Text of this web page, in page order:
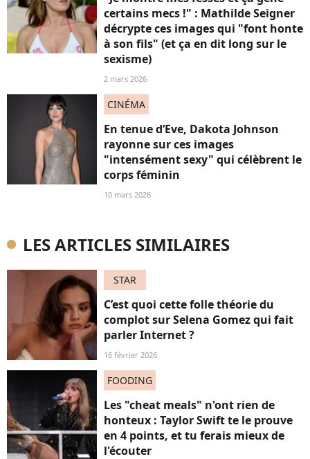
certains mecs !" : Mathilde Seigner
décrypte ces images qui "font honte
à son fils" (et ça en dit long sur le
sexisme)
2 mars 2026
CINÉMA
En tenue d’Eve, Dakota Johnson
rayonne sur ces images
"intensément sexy" qui célèbrent le
corps féminin
10 mars 2026
LES ARTICLES SIMILAIRES
STAR
C’est quoi cette folle théorie du
complot sur Selena Gomez qui fait
parler Internet ?
16 février 2026
FOODING
Les "cheat meals" n'ont rien de
honteux : Taylor Swift te le prouve
en 4 points, et tu ferais mieux de
l'écouter